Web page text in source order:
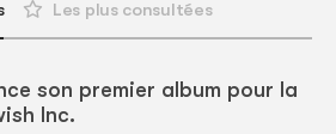
Les plus consultées
son premier album pour la
Inc.